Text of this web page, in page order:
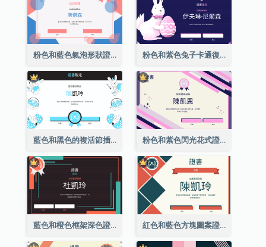
粉色和藍色氣泡形狀證書 粉色和紫色兔子卡通復活節證書
藍色和黑色的複活節插圖證書 粉色和紫色閃光花式證書
藍色和橙色框架深色證書 紅色和藍色方塊圖案證書